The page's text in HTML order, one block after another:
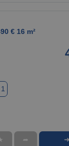
€ 16 m²
➦ ➜